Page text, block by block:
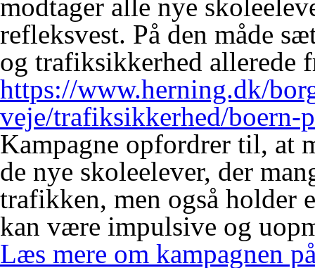
modtager alle nye
refleksvest. På den måde
og trafiksikkerhed allerede
https://www.herning.dk/
veje/trafiksikkerhed/boern-
Kampagne opfordrer til, at
de nye skoleelever, der
trafikken, men også holder
kan være impulsive og
Læs mere om kampagnen